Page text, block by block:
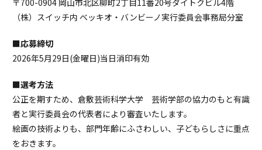
〒700-0904 岡山市北区柳町2丁目11番20号ダイトクビル4階
（株）スイッチ内 ベッキオ・バンビーノ実行委員会事務局分室
■応募締切
2026年5月29日(金曜日)当日消印有効
■選考方法
公正を期すため、倉敷芸術科学大学 芸術学部の協力のもと有識
者と実行委員会の代表者により審査いたします。
絵画の技術よりも、部門年齢にふさわしい、子どもらしさに重点
をおきます。